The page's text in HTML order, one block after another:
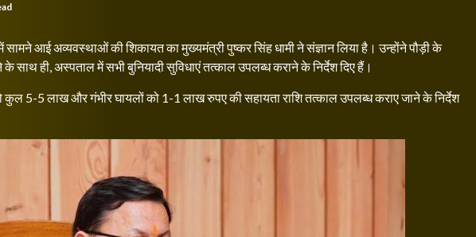
आई अव्यवस्थाओं की शिकायत का मुख्यमंत्री पुष्कर सिंह धामी ने संज्ञान लिया है। उन्होंने पौड़ी के
के साथ ही, अस्पताल में सभी बुनियादी सुविधाएं तत्काल उपलब्ध कराने के निर्देश दिए हैं।
5-5 लाख और गंभीर घायलों को 1-1 लाख रुपए की सहायता राशि तत्काल उपलब्ध कराए जाने के निर्देश